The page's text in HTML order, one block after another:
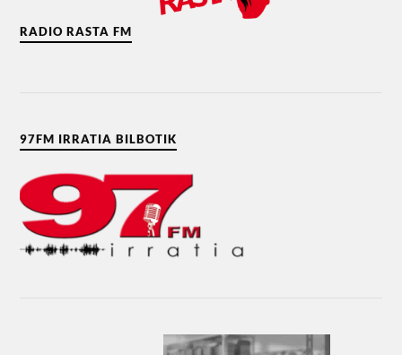
RADIO RASTA FM
97FM IRRATIA BILBOTIK